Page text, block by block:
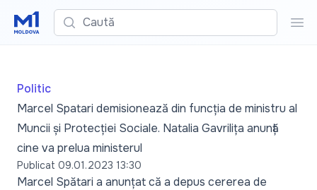
Caută
Politic
Marcel Spatari demisionează din funcția de ministru al
Muncii și Protecției Sociale. Natalia Gavrilița anunță
cine va prelua ministerul
Publicat 09.01.2023 13:30
Marcel Spătari a anunțat că a depus cererea de